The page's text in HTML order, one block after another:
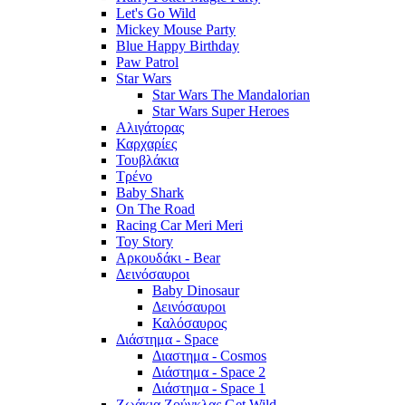
Let's Go Wild
Mickey Mouse Party
Blue Happy Birthday
Paw Patrol
Star Wars
Star Wars The Mandalorian
Star Wars Super Heroes
Αλιγάτορας
Καρχαρίες
Τουβλάκια
Τρένο
Baby Shark
On The Road
Racing Car Meri Meri
Toy Story
Αρκουδάκι - Bear
Δεινόσαυροι
Baby Dinosaur
Δεινόσαυροι
Καλόσαυρος
Διάστημα - Space
Διαστημα - Cosmos
Διάστημα - Space 2
Διάστημα - Space 1